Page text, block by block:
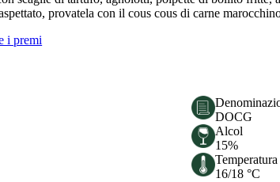
provatela con il cous cous di carne
i premi
DOCG
Alcol
15%
16/18 °C